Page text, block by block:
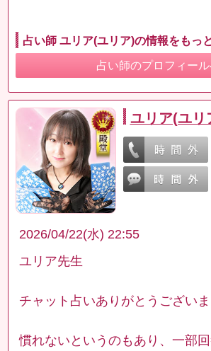
占い師 ユリア(ユリア)の情報をもっ
占い師のプロフィー
ユリア(ユリ
2026/04/22(水) 22:55
ユリア先生
チャット占いありがとうございま
慣れないというのもあり、一部